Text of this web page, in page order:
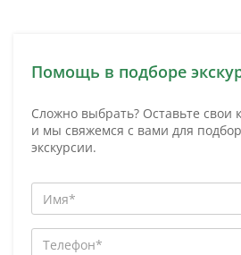
Помощь в подборе
Сложно выбрать? Оставьте свои
и мы свяжемся с вами для
экскурсии.